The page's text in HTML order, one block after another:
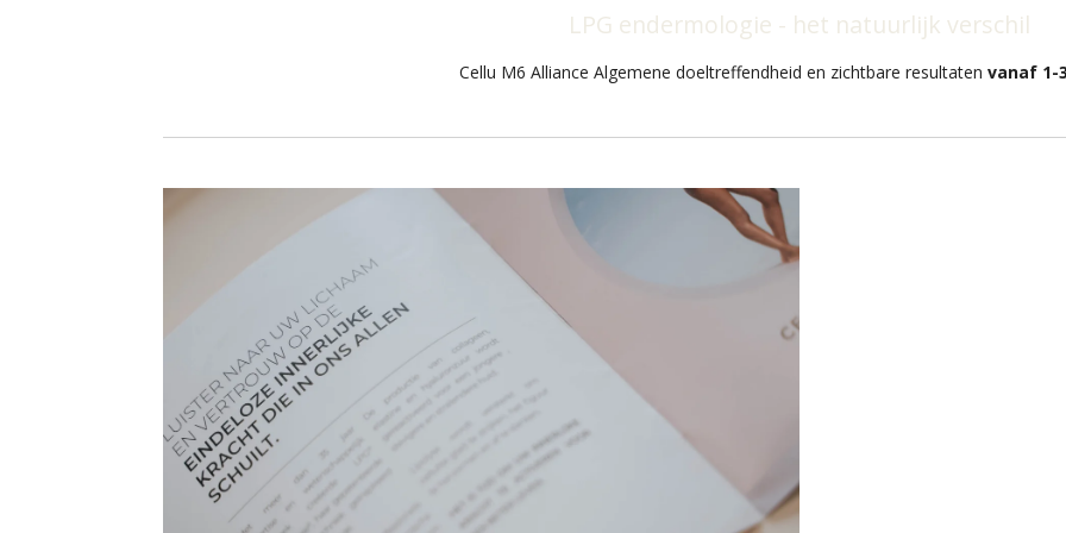
LPG endermologie - het natuurlijk verschil
Cellu M6 Alliance Algemene doeltreffendheid en zichtbare resultaten vanaf 1-